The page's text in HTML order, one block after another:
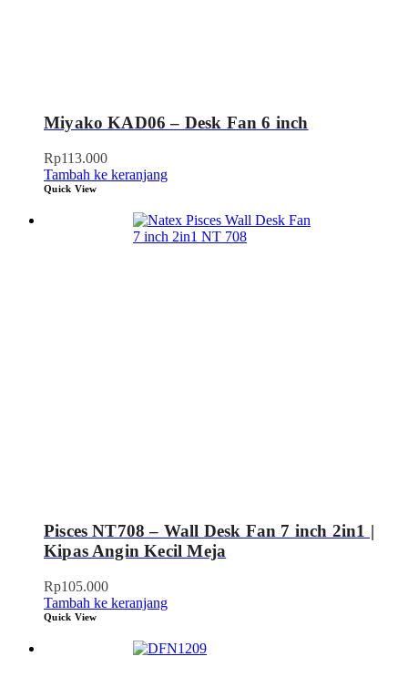
Miyako KAD06 – Desk Fan 6 inch
Rp113.000
Tambah ke keranjang
Quick View
Pisces NT708 – Wall Desk Fan 7 inch 2in1 |
Kipas Angin Kecil Meja
Rp105.000
Tambah ke keranjang
Quick View